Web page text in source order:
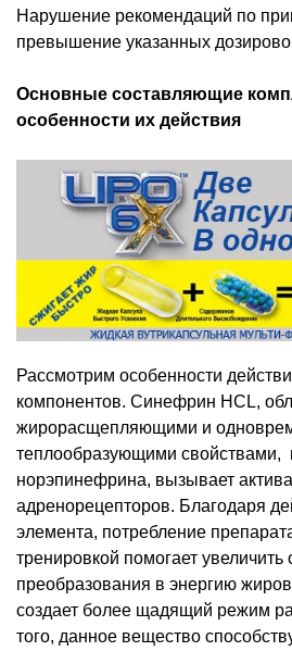
Нарушение рекомендаций по
превышение указанных
Основные составляющие
особенности их действия
Рассмотрим особенности
компонентов. Синефрин HCL,
жирорасщепляющими и
теплообразующими
норэпинефрина, вызывает
адренорецепторов. Благодаря
элемента, потребление
тренировкой помогает увеличить
преобразования в энергию
создает более щадящий режим
того, данное вещество